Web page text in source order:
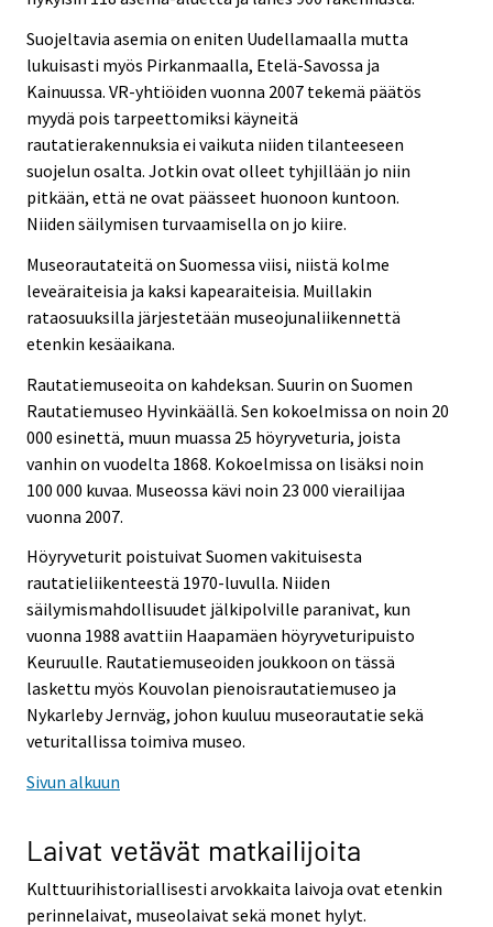
Suojeltavia asemia on eniten Uudellamaalla mutta
lukuisasti myös Pirkanmaalla, Etelä-Savossa ja
Kainuussa. VR-yhtiöiden vuonna 2007 tekemä päätös
myydä pois tarpeettomiksi käyneitä
rautatierakennuksia ei vaikuta niiden tilanteeseen
suojelun osalta. Jotkin ovat olleet tyhjillään jo niin
pitkään, että ne ovat päässeet huonoon kuntoon.
Niiden säilymisen turvaamisella on jo kiire.
Museorautateitä on Suomessa viisi, niistä kolme
leveäraiteisia ja kaksi kapearaiteisia. Muillakin
rataosuuksilla järjestetään museojunaliikennettä
etenkin kesäaikana.
Rautatiemuseoita on kahdeksan. Suurin on Suomen
Rautatiemuseo Hyvinkäällä. Sen kokoelmissa on noin 20
000 esinettä, muun muassa 25 höyryveturia, joista
vanhin on vuodelta 1868. Kokoelmissa on lisäksi noin
100 000 kuvaa. Museossa kävi noin 23 000 vierailijaa
vuonna 2007.
Höyryveturit poistuivat Suomen vakituisesta
rautatieliikenteestä 1970-luvulla. Niiden
säilymismahdollisuudet jälkipolville paranivat, kun
vuonna 1988 avattiin Haapamäen höyryveturipuisto
Keuruulle. Rautatiemuseoiden joukkoon on tässä
laskettu myös Kouvolan pienoisrautatiemuseo ja
Nykarleby Jernväg, johon kuuluu museorautatie sekä
veturitallissa toimiva museo.
Sivun alkuun
Laivat vetävät matkailijoita
Kulttuurihistoriallisesti arvokkaita laivoja ovat etenkin
perinnelaivat, museolaivat sekä monet hylyt.